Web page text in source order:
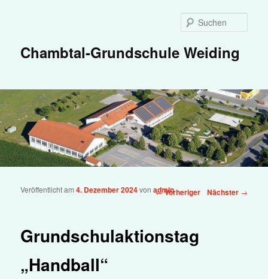
Chambtal-Grundschule Weiding
Beitragsnavigation
←Vorheriger Nächster →
Grundschulaktionstag
„Handball“
Veröffentlicht am4. Dezember 2024vonadmin